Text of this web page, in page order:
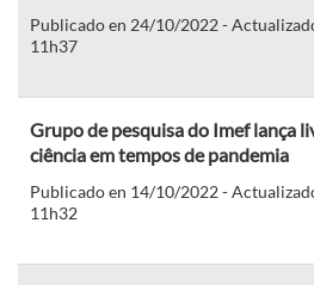
Publicado en 24/10/2022 -
11h37
Grupo de pesquisa do Imef lança
ciência em tempos de pandemia
Publicado en 14/10/2022 -
11h32